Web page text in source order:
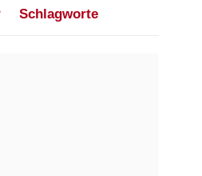
Schlagworte